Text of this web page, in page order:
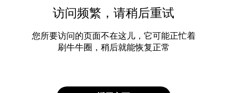
访问频繁，请稍后重试
您所要访问的页面不在这儿，它可能正忙着
刷牛牛圈，稍后就能恢复正常